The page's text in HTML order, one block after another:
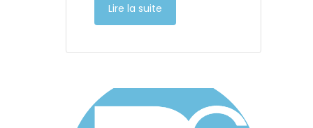
Lire la suite